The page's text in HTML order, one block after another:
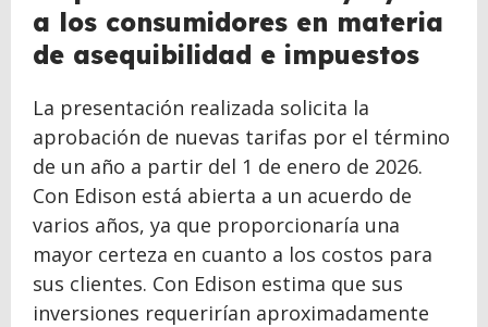
a los consumidores en materia
de asequibilidad e impuestos
La presentación realizada solicita la
aprobación de nuevas tarifas por el término
de un año a partir del 1 de enero de 2026.
Con Edison está abierta a un acuerdo de
varios años, ya que proporcionaría una
mayor certeza en cuanto a los costos para
sus clientes. Con Edison estima que sus
inversiones requerirían aproximadamente